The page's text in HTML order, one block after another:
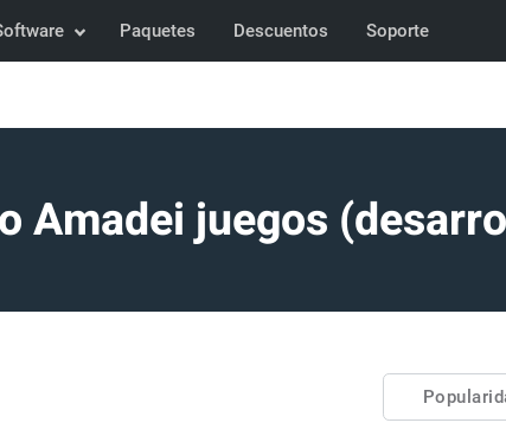
Paquetes Descuentos Soporte
Amadei juegos